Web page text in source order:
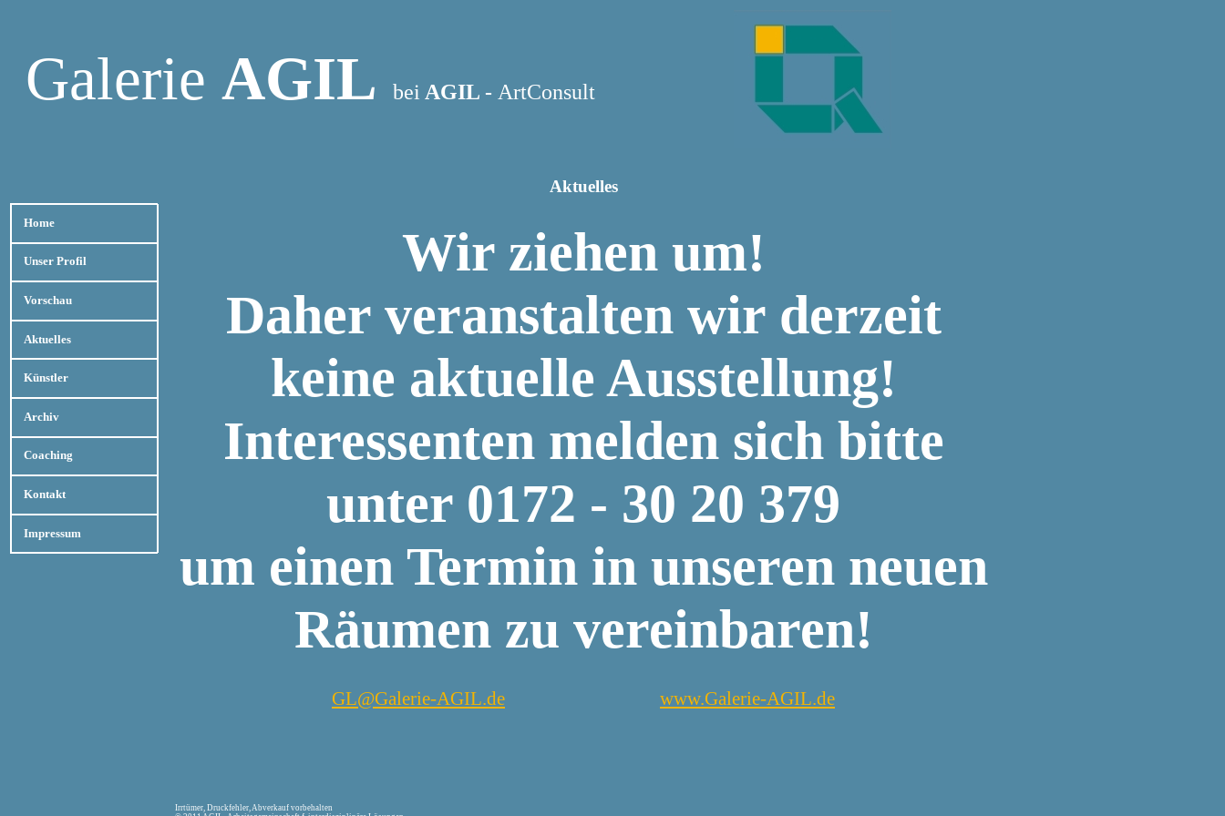
Galerie AGIL bei AGIL - ArtConsult
Home
Unser Profil
Vorschau
Aktuelles
Künstler
Archiv
Coaching
Kontakt
Impressum
Aktuelles
Wir ziehen um!
Daher veranstalten wir derzeit
keine aktuelle Ausstellung!
Interessenten melden sich bitte
unter 0172 - 30 20 379
um einen Termin in unseren neuen
Räumen zu vereinbaren!
GL@Galerie-AGIL.de www.Galerie-AGIL.de
Irrtümer, Druckfehler, Abverkauf vorbehalten